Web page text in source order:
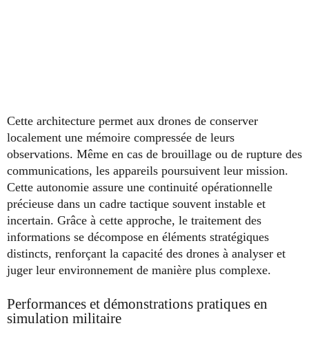
Cette architecture permet aux drones de conserver
localement une mémoire compressée de leurs
observations. Même en cas de brouillage ou de rupture des
communications, les appareils poursuivent leur mission.
Cette autonomie assure une continuité opérationnelle
précieuse dans un cadre tactique souvent instable et
incertain. Grâce à cette approche, le traitement des
informations se décompose en éléments stratégiques
distincts, renforçant la capacité des drones à analyser et
juger leur environnement de manière plus complexe.
Performances et démonstrations pratiques en
simulation militaire